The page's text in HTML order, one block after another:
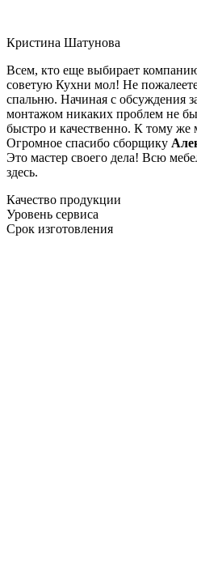
Кристина Шатунова
Всем, кто еще выбирает
советую Кухни мол! Не
спальню. Начиная с обсуждения
монтажом никаких проблем не
быстро и качественно. К тому же
Огромное спасибо сборщику
Это мастер своего дела! Всю
здесь.
Качество продукции
Уровень сервиса
Срок изготовления